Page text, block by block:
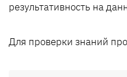
результативность на
Для проверки знаний